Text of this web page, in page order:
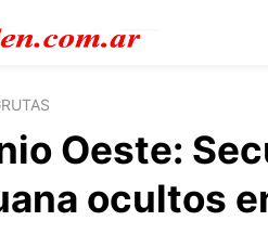
Oeste:
ocultos